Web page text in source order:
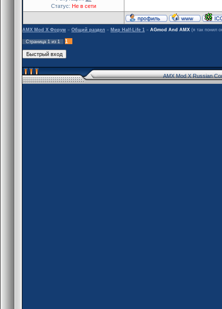
Статус: Не в сети
AMX Mod X Форум » Общий раздел » Мир Half-Life 1 » AGmod And AMX (я так понил
Страница 1 из 1 1
AMX Mod X Russian